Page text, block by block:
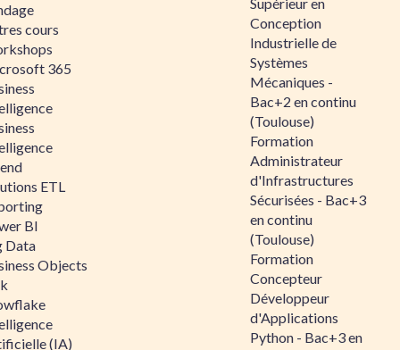
cours
365
ETL
BI
Data
Objects
(IA)
Conception
Industrielle de
Systèmes
Mécaniques -
Bac+2 en continu
(Toulouse)
Formation
Administrateur
d'Infrastructures
Sécurisées - Bac+3
en continu
(Toulouse)
Formation
Concepteur
Développeur
d'Applications
Python - Bac+3 en